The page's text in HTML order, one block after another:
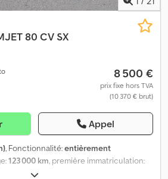
80 CV SX
8 500 €
prix fixe hors TVA
(10 370 € brut)
Appel
, Fonctionnalité:entièrement
123 000 km , première immatriculation:
, Année de construction: